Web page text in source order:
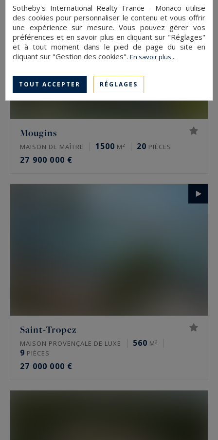
Mougins
MAISON DE MAÎTRE 1500 M² 20 PIÈCES
27 900 000 €
Saint-Tropez
MAISON PROVENÇALE DE LUXE 560 M²
9 PIÈCES
27 000 000 €
Sotheby's International Realty France - Monaco utilise
des cookies pour personnaliser le contenu et vous offrir
une expérience sur mesure. Vous pouvez gérer vos
préférences et en savoir plus en cliquant sur "Réglages"
et à tout moment dans le pied de page du site en
cliquant sur "Gestion des cookies".En savoir plus...
TOUT ACCEPTER RÉGLAGES